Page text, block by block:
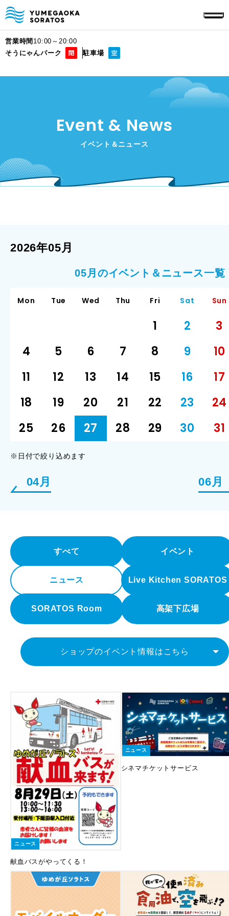
営業時間 10:00～20:00
そうにゃんパーク
駐車場
Event & News
イベント＆ニュース
04月
2026年05月
05月のイベント＆ニュース一
Mon Tue Wed Thu Fri Sat Sun
1 2
3
4
5 6 7 8 9
10
11
12 13 14 15 16
17
18
19 20 21 22 23
24
25
26 27 28 29 30 31
※日付で絞り込めます
06月
すべて イベント
ニュース Live Kitchen SORATOS
SORATOS Room 高架下広場
ショップのイベント情報はこちら
ニュース
献血バスがやってくる！
ニュース
シネマチケットサービス